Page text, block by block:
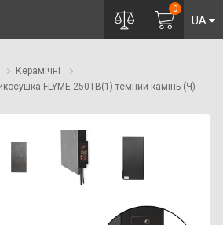
UA
0
Керамічні
FLYME 250TB(1) темний камінь (Ч)